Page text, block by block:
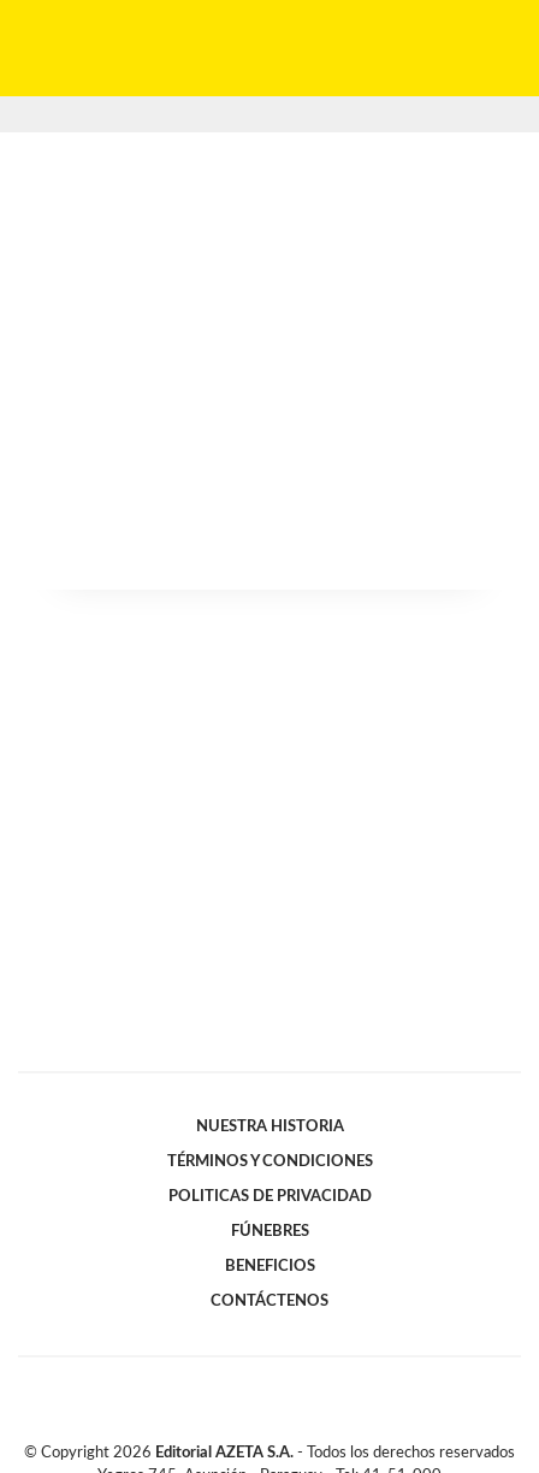
NUESTRA HISTORIA
TÉRMINOS Y CONDICIONES
POLITICAS DE PRIVACIDAD
FÚNEBRES
BENEFICIOS
CONTÁCTENOS
© Copyright 2026 Editorial AZETA S.A. - Todos los derechos reservados